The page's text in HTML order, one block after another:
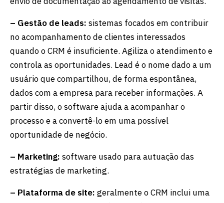
– Gestão de leads: sistemas focados em contribuir
no acompanhamento de clientes interessados
quando o CRM é insuficiente. Agiliza o atendimento e
controla as oportunidades. Lead é o nome dado a um
usuário que compartilhou, de forma espontânea,
dados com a empresa para receber informações. A
partir disso, o software ajuda a acompanhar o
processo e a convertê-lo em uma possível
oportunidade de negócio.
– Marketing: software usado para autuação das
estratégias de marketing.
– Plataforma de site: geralmente o CRM inclui uma